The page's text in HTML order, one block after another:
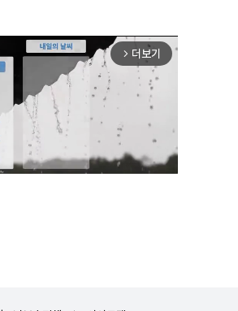
arrow_forward_ios 더보기